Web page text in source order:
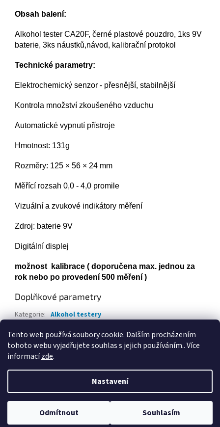
Tento web používá soubory cookie. Dalším procházením
tohoto webu vyjadřujete souhlas s jejich používáním.. Více
informacízde.
Nastavení
Odmítnout Souhlasím
Obsah balení:
Alkohol tester CA20F, černé plastové pouzdro, 1ks 9V
baterie, 3ks náustků,návod, kalibrační protokol
Technické parametry:
Elektrochemický senzor - přesnější, stabilnější
Kontrola množství zkoušeného vzduchu
Automatické vypnutí přístroje
Hmotnost: 131g
Rozměry: 125 × 56 × 24 mm
Měřící rozsah 0,0 - 4,0 promile
Vizuální a zvukové indikátory měření
Zdroj: baterie 9V
Digitální displej
možnost kalibrace ( doporučena max. jednou za
rok nebo po provedení 500 měření )
Doplňkové parametry
Kategorie: Alkohol testery
Copyright 2026GP spol. s r.o.. Všechna práva vyhrazena.Upravit